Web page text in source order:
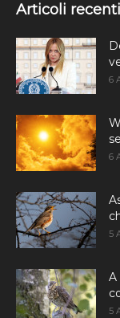
Articoli recenti
6
6
5
A
5